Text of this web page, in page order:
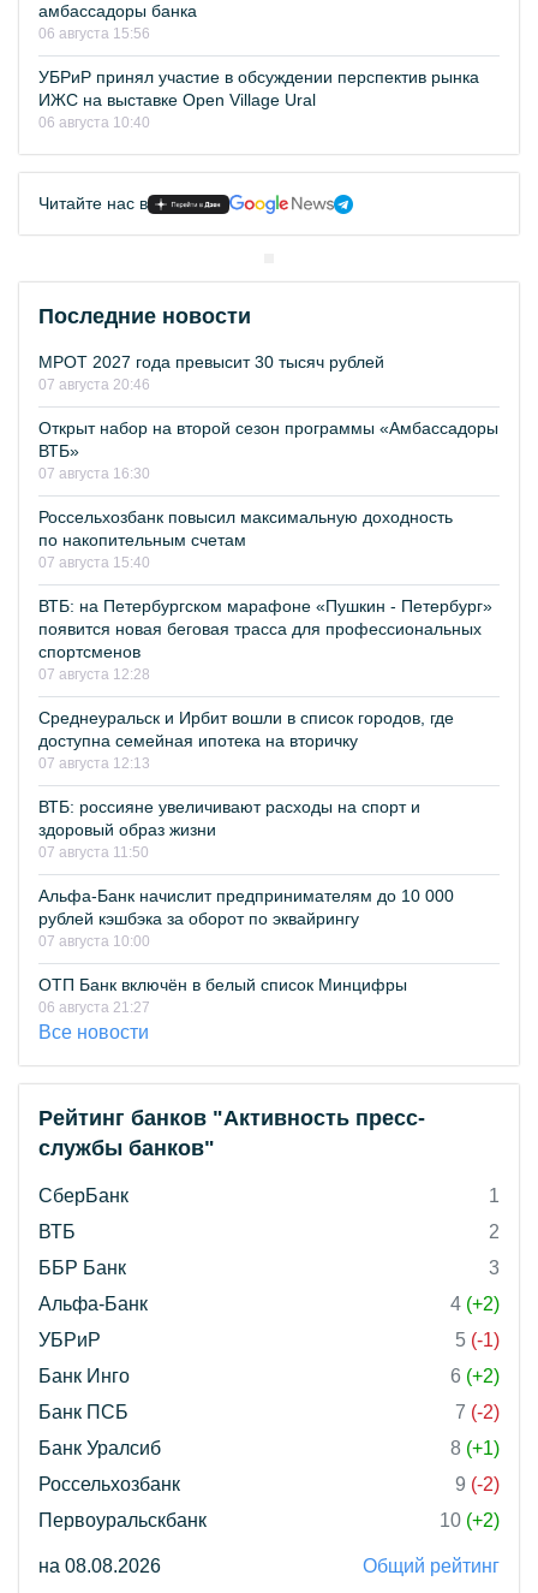
амбассадоры банка
06 августа 15:56
УБРиР принял участие в обсуждении перспектив рынка
ИЖС на выставке Open Village Ural
06 августа 10:40
Читайте нас в
Последние новости
МРОТ 2027 года превысит 30 тысяч рублей
07 августа 20:46
Открыт набор на второй сезон программы «Амбассадоры
ВТБ»
07 августа 16:30
Россельхозбанк повысил максимальную доходность
по накопительным счетам
07 августа 15:40
ВТБ: на Петербургском марафоне «Пушкин - Петербург»
появится новая беговая трасса для профессиональных
спортсменов
07 августа 12:28
Среднеуральск и Ирбит вошли в список городов, где
доступна семейная ипотека на вторичку
07 августа 12:13
ВТБ: россияне увеличивают расходы на спорт и
здоровый образ жизни
07 августа 11:50
Альфа-Банк начислит предпринимателям до 10 000
рублей кэшбэка за оборот по эквайрингу
07 августа 10:00
ОТП Банк включён в белый список Минцифры
06 августа 21:27
Все новости
Рейтинг банков "Активность пресс-
службы банков"
СберБанк
1
ВТБ
2
ББР Банк
3
Альфа-Банк
4 (+2)
УБРиР
5 (-1)
Банк Инго
6 (+2)
Банк ПСБ
7 (-2)
Банк Уралсиб
8 (+1)
Россельхозбанк
9 (-2)
Первоуральскбанк
10 (+2)
на 08.08.2026 Общий рейтинг